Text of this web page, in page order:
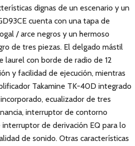
dignas de un escenario y un
cuenta con una tapa de
/ arce negros y un hermoso
de tres piezas. El delgado mástil
laurel con borde de radio de 12
y facilidad de ejecución, mientras
Takamine TK-40D integrado
ecualizador de tres
interruptor de contorno
de derivación EQ para lo
de sonido. Otras características